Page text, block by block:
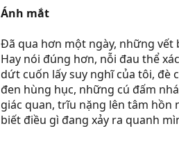
Ánh mắt
Đã qua hơn một ngày, những
Hay nói đúng hơn, nỗi đau thể
dứt cuốn lấy suy nghĩ của tôi, đè
đen hùng hục, những cú đấm
giác quan, trĩu nặng lên tâm hồn
biết điều gì đang xảy ra quanh